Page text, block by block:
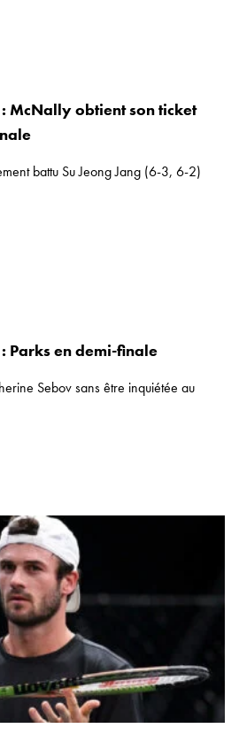
McNally obtient son ticket
battu Su Jeong Jang (6-3, 6-2)
Parks en demi-finale
Sebov sans être inquiétée au